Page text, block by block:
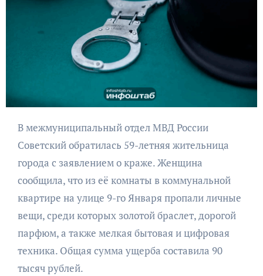
В межмуниципальный отдел МВД России
Советский обратилась 59-летняя жительница
города с заявлением о краже. Женщина
сообщила, что из её комнаты в коммунальной
квартире на улице 9-го Января пропали личные
вещи, среди которых золотой браслет, дорогой
парфюм, а также мелкая бытовая и цифровая
техника. Общая сумма ущерба составила 90
тысяч рублей.